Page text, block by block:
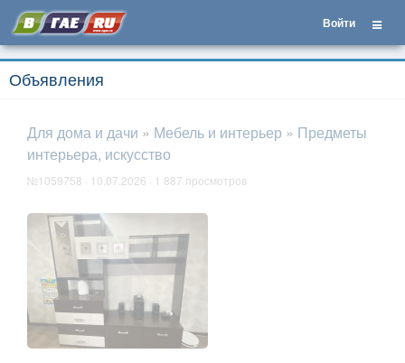
Войти
Объявления
Для дома и дачи » Мебель и интерьер » Предметы
интерьера, искусство
№1059758 · 10.07.2026 · 1 887 просмотров